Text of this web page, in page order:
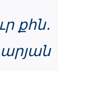
քհն․